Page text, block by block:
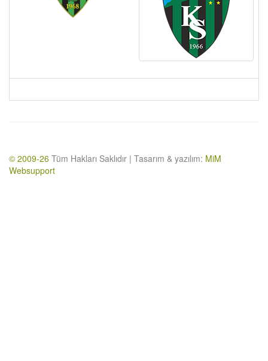
© 2009-26 Tüm Hakları Saklıdır | Tasarım & yazılım: MiM
Websupport